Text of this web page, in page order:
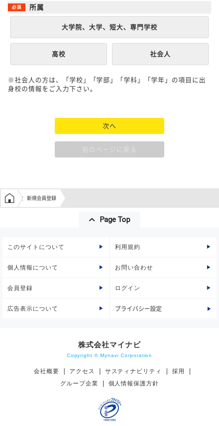
所属
大学院、大学、短大、専門学校
高校 社会人
※社会人の方は、「学校」「学部」「学科」「学年」の項目に出
身校の情報をご入力下さい。
次へ
前のページに戻る
学生の窓口トップ
新規会員登録
Page Top
このサイトについて 利用規約
個人情報について お問い合わせ
会員登録 ログイン
広告表示について プライバシー設定
株式会社マイナビ
Copyright © Mynavi Corporation
会社概要 アクセス サスティナビリティ
採用
グループ企業
個人情報保護方針